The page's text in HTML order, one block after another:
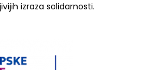
izraza solidarnosti.